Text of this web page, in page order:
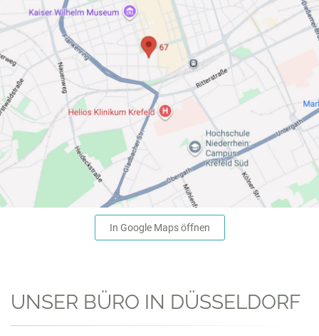
In Google Maps öffnen
UNSER BÜRO IN DÜSSELDORF